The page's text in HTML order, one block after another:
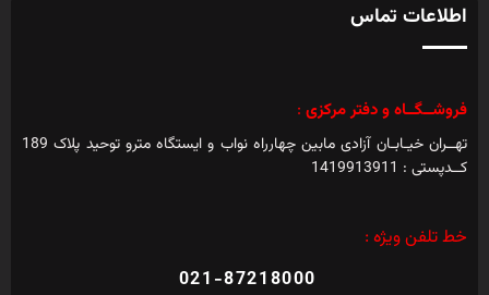
اطلاعات تماس
فروشــگــاه و دفتر مرکزی :
تهــران خیـابـان آزادی مابین چهارراه نواب و ایستگاه مترو توحید پلاک 189
کــدپستی : 1419913911
خط تلفن ویژه :
021-87218000